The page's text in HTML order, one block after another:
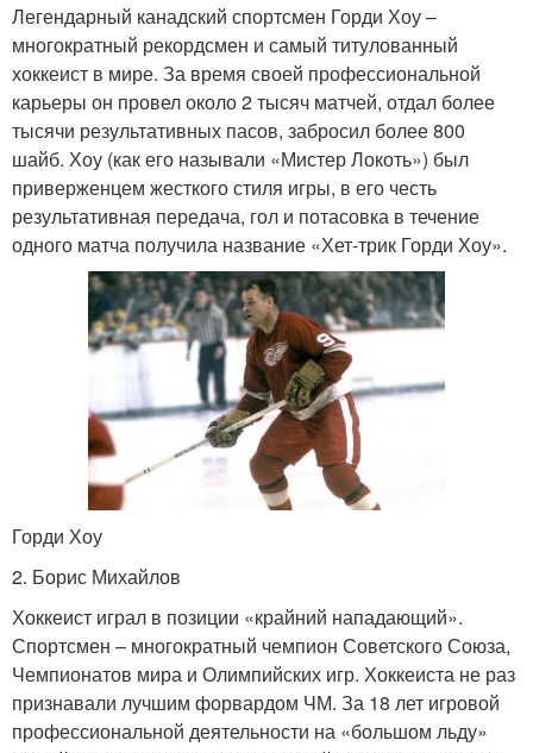
Легендарный канадский спортсмен Горди Хоу –
многократный рекордсмен и самый титулованный
хоккеист в мире. За время своей профессиональной
карьеры он провел около 2 тысяч матчей, отдал более
тысячи результативных пасов, забросил более 800
шайб. Хоу (как его называли «Мистер Локоть») был
приверженцем жесткого стиля игры, в его честь
результативная передача, гол и потасовка в течение
одного матча получила название «Хет-трик Горди Хоу».
Горди Хоу
2. Борис Михайлов
Хоккеист играл в позиции «крайний нападающий».
Спортсмен – многократный чемпион Советского Союза,
Чемпионатов мира и Олимпийских игр. Хоккеиста не раз
признавали лучшим форвардом ЧМ. За 18 лет игровой
профессиональной деятельности на «большом льду»